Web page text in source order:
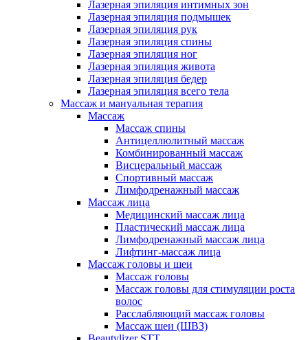
Лазерная эпиляция интимных зон
Лазерная эпиляция подмышек
Лазерная эпиляция рук
Лазерная эпиляция спины
Лазерная эпиляция ног
Лазерная эпиляция живота
Лазерная эпиляция бедер
Лазерная эпиляция всего тела
Массаж и мануальная терапия
Массаж
Массаж спины
Антицеллюлитный массаж
Комбинированный массаж
Висцеральный массаж
Спортивный массаж
Лимфодренажный массаж
Массаж лица
Медицинский массаж лица
Пластический массаж лица
Лимфодренажный массаж лица
Лифтинг-массаж лица
Массаж головы и шеи
Массаж головы
Массаж головы для стимуляции роста
волос
Расслабляющий массаж головы
Массаж шеи (ШВЗ)